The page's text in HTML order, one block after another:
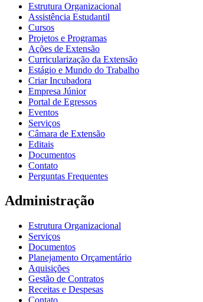
Estrutura Organizacional
Assistência Estudantil
Cursos
Projetos e Programas
Ações de Extensão
Curricularização da Extensão
Estágio e Mundo do Trabalho
Criar Incubadora
Empresa Júnior
Portal de Egressos
Eventos
Serviços
Câmara de Extensão
Editais
Documentos
Contato
Perguntas Frequentes
Administração
Estrutura Organizacional
Serviços
Documentos
Planejamento Orçamentário
Aquisições
Gestão de Contratos
Receitas e Despesas